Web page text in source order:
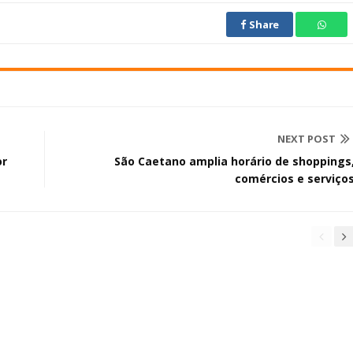
Share
NEXT POST
São Caetano amplia horário de
comércios e